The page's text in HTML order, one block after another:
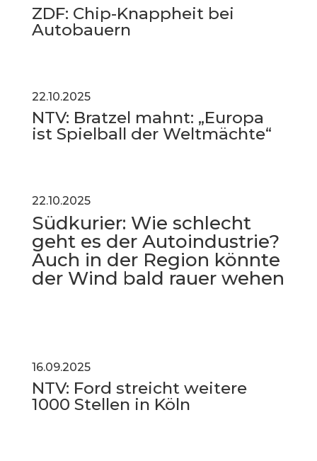
ZDF: Chip-Knappheit bei
Autobauern
22.10.2025
NTV: Bratzel mahnt: „Europa
ist Spielball der Weltmächte“
22.10.2025
Südkurier: Wie schlecht
geht es der Autoindustrie?
Auch in der Region könnte
der Wind bald rauer wehen
16.09.2025
NTV: Ford streicht weitere
1000 Stellen in Köln